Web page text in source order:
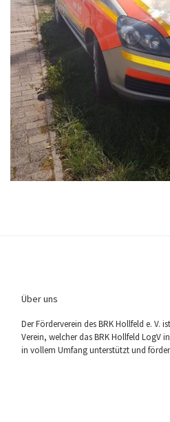
Über uns
Der För­der­ver­ein des BRK Holl­feld e. V.
Ver­ein, wel­cher das BRK Holl­feld LogV
in vol­lem Umfang unter­stützt und